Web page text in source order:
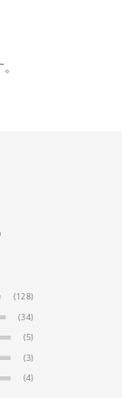
(128)
(34)
(5)
(3)
(4)